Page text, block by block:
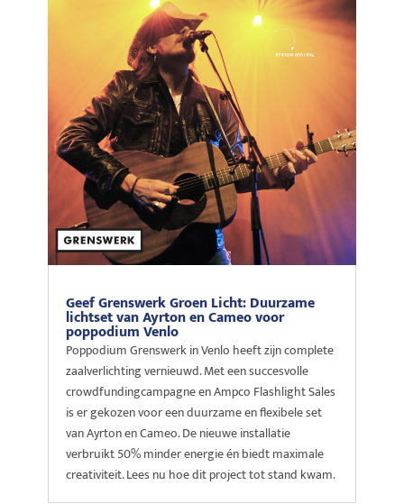
Geef Grenswerk Groen Licht: Duurzame
lichtset van Ayrton en Cameo voor
poppodium Venlo
Poppodium Grenswerk in Venlo heeft zijn complete
zaalverlichting vernieuwd. Met een succesvolle
crowdfundingcampagne en Ampco Flashlight Sales
is er gekozen voor een duurzame en flexibele set
van Ayrton en Cameo. De nieuwe installatie
verbruikt 50% minder energie én biedt maximale
creativiteit. Lees nu hoe dit project tot stand kwam.